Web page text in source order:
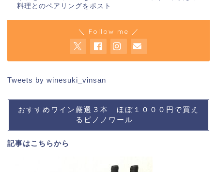
料理とのペアリングをポスト
＼ Follow me ／
Tweets by winesuki_vinsan
おすすめワイン厳選３本 ほぼ１０００円で買え
るピノノワール
記事はこちらから